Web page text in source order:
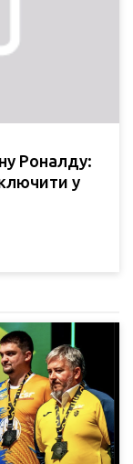
Роналду:
у